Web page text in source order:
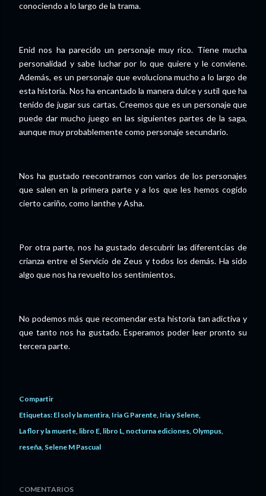
conociendo a lo largo de la trama.
Enid nos ha parecido un personaje muy rico. Tiene mucha
personalidad y sabe luchar por lo que quiere y le conviene.
Además, es un personaje que evoluciona mucho a lo largo de
esta historia. Nos ha encantado la manera dulce y sutil que ha
tenido de jugar sus cartas. Creemos que es un personaje que
puede dar mucho juego en las siguientes partes de la saga,
aunque muy probablemente como personaje secundario.
Nos ha gustado reecontrarnos con varios de los personajes
que salen en la primera parte y a los que les hemos cogido
cierto cariño, como Ianthe y Asha.
Por otra parte, nos ha gustado descubrir las diferentcias de
crianza entre el Servicio de Zeus y todos los demás. Ha sido
algo que nos ha revuelto los sentimientos.
No podemos más que recomendar esta historia tan adictiva y
que tanto nos ha gustado. Esperamos poder leer pronto su
tercera parte.
Compartir
Etiquetas: El sol y la mentira Iria G Parente Iria y Selene
La flor y la muerte libro E libro L nocturna ediciones Olympus
reseña Selene M Pascual
COMENTARIOS